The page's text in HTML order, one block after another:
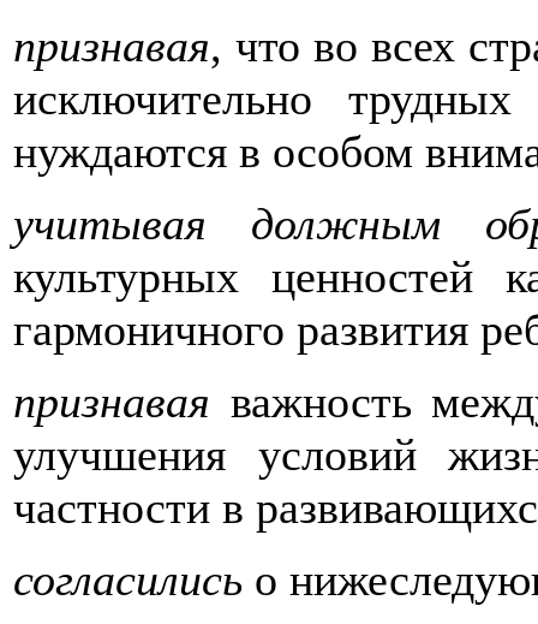
признавая, что во всех
исключительно
нуждаются в особом
учитывая должным
культурных ценностей
гармоничного развития
признавая важность
улучшения условий
частности в
согласились о